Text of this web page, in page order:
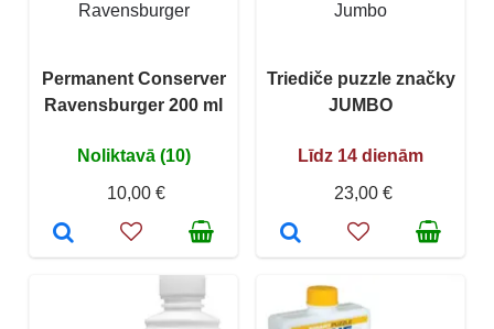
Ravensburger
Permanent Conserver
Ravensburger 200 ml
Noliktavā (10)
10,00 €
Jumbo
Triediče puzzle značky
JUMBO
Līdz 14 dienām
23,00 €